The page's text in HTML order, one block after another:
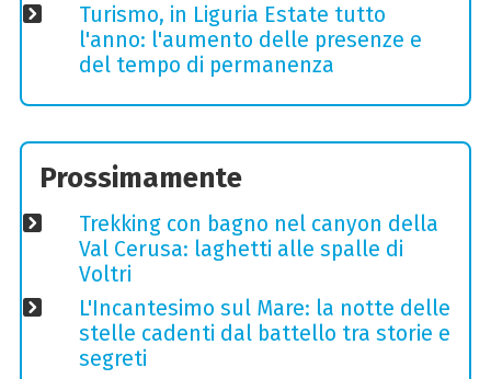
Turismo, in Liguria Estate tutto
l'anno: l'aumento delle presenze e
del tempo di permanenza
Prossimamente
Trekking con bagno nel canyon della
Val Cerusa: laghetti alle spalle di
Voltri
L'Incantesimo sul Mare: la notte delle
stelle cadenti dal battello tra storie e
segreti